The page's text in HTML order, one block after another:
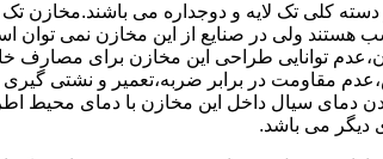
کلی تک لایه و دوجداره می باشند.مخازن
ولی در صنایع از این مخازن نمی توان
مقاومت در برابر ضربه،تعمیر و نشتی
دمای سیال داخل این مخازن با دمای محیط
دیگر می باشد.